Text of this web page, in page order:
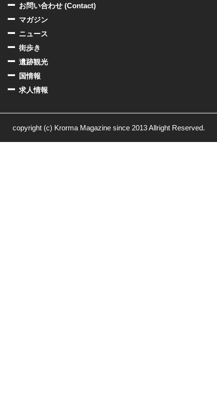
お問い合わせ (Contact)
マガジン
ニュース
街歩き
遺跡観光
国情報
求人情報
copyright (c) Krorma Magazine since 2013 Allright Reserved.